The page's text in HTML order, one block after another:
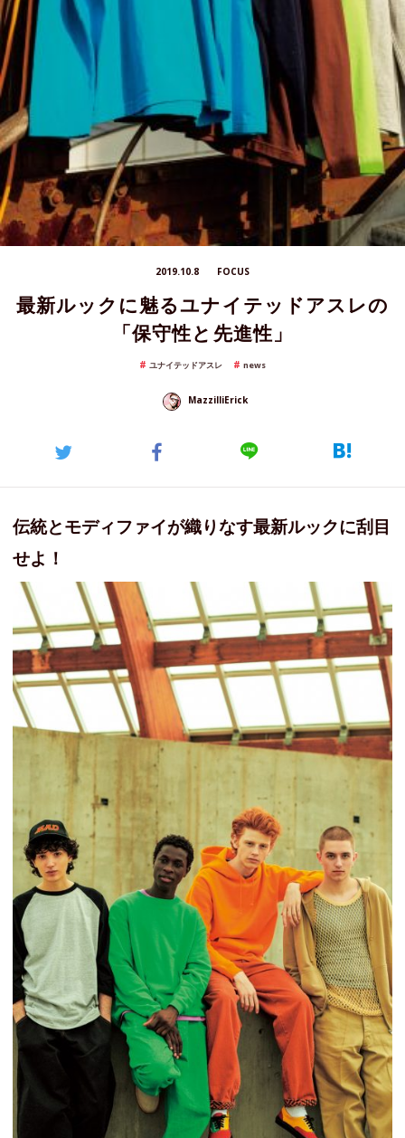
2019.10.8 FOCUS
最新ルックに魅るユナイテッドアスレの
「保守性と先進性」
ユナイテッドアスレ news
MazzilliErick
伝統とモディファイが織りなす最新ルックに刮目
せよ！